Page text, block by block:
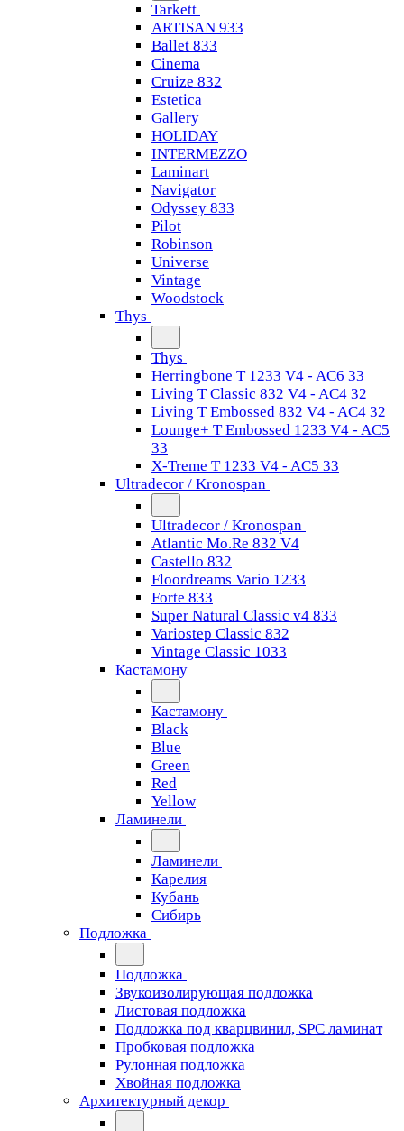
Tarkett
ARTISAN 933
Ballet 833
Cinema
Cruize 832
Estetica
Gallery
HOLIDAY
INTERMEZZO
Laminart
Navigator
Odyssey 833
Pilot
Robinson
Universe
Vintage
Woodstock
Thys
Thys
Herringbone T 1233 V4 - AC6 33
Living T Classic 832 V4 - AC4 32
Living T Embossed 832 V4 - AC4 32
Lounge+ T Embossed 1233 V4 - AC5
33
X-Treme T 1233 V4 - AC5 33
Ultradecor / Kronospan
Ultradecor / Kronospan
Atlantic Mo.Re 832 V4
Castello 832
Floordreams Vario 1233
Forte 833
Super Natural Classic v4 833
Variostep Classic 832
Vintage Classic 1033
Кастамону
Кастамону
Black
Blue
Green
Red
Yellow
Ламинели
Ламинели
Карелия
Кубань
Сибирь
Подложка
Подложка
Звукоизолирующая подложка
Листовая подложка
Подложка под кварцвинил, SPC ламинат
Пробковая подложка
Рулонная подложка
Хвойная подложка
Архитектурный декор